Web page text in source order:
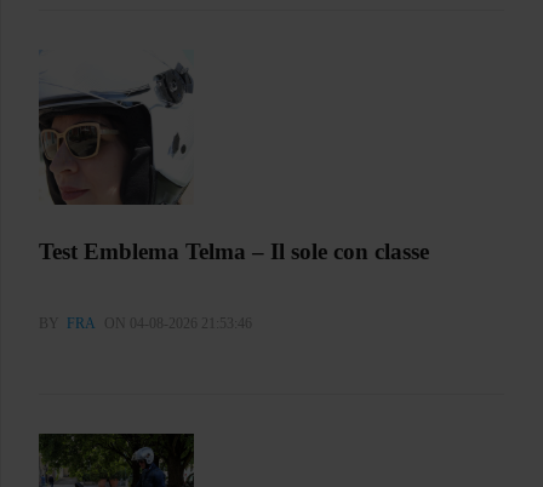
Test Emblema Telma – Il sole con classe
BY FRA ON 04-08-2026 21:53:46